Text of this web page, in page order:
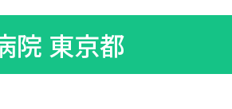
院 東京都